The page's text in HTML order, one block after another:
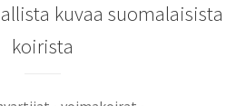
kuvaa suomalaisista
koirista